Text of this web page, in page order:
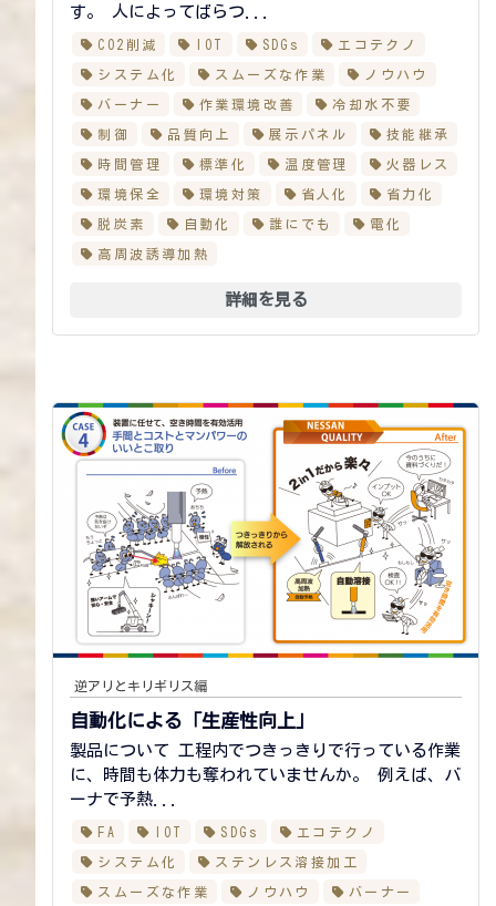
す。 人によってばらつ...
CO2削減 IOT SDGs エコテクノ
システム化 スムーズな作業 ノウハウ
バーナー 作業環境改善 冷却水不要
制御 品質向上 展示パネル 技能継承
時間管理 標準化 温度管理 火器レス
環境保全 環境対策 省人化 省力化
脱炭素 自動化 誰にでも 電化
高周波誘導加熱
詳細を見る
逆アリとキリギリス編
自動化による 「生産性向上」
製品について 工程内でつきっきりで行っている作業
に、時間も体力も奪われていませんか。 例えば、バ
ーナで予熱...
FA IOT SDGs エコテクノ
システム化 ステンレス溶接加工
スムーズな作業 ノウハウ バーナー